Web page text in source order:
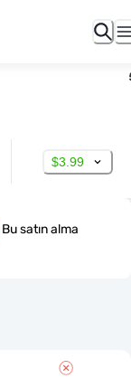
$3.99
Bu satın alma